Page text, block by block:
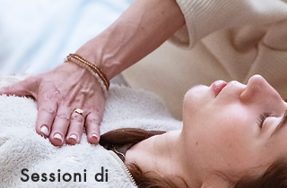
Sessioni di